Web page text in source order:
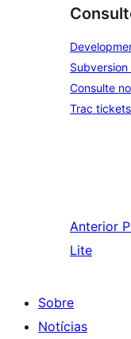
Consulte
Trac tickets
Anterior
Lite
Sobre
Notícias